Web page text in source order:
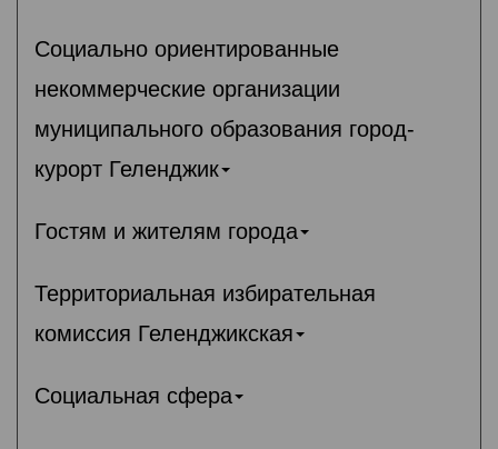
Социально ориентированные
некоммерческие организации
муниципального образования город-
курорт Геленджик
Гостям и жителям города
Территориальная избирательная
комиссия Геленджикcкая
Социальная сфера